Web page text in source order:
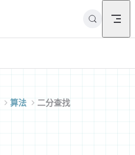
算法 二分查找